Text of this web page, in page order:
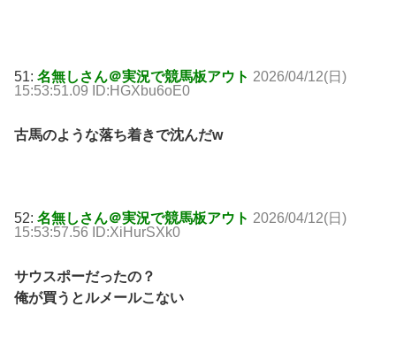
51: 名無しさん＠実況で競馬板アウト 2026/04/12(日)
15:53:51.09 ID:HGXbu6oE0
古馬のような落ち着きで沈んだw
52: 名無しさん＠実況で競馬板アウト 2026/04/12(日)
15:53:57.56 ID:XiHurSXk0
サウスポーだったの？
俺が買うとルメールこない